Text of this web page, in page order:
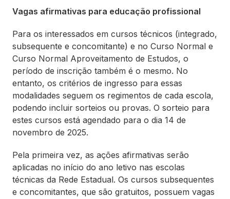
Vagas afirmativas para educação profissional
Para os interessados em cursos técnicos (integrado,
subsequente e concomitante) e no Curso Normal e
Curso Normal Aproveitamento de Estudos, o
período de inscrição também é o mesmo. No
entanto, os critérios de ingresso para essas
modalidades seguem os regimentos de cada escola,
podendo incluir sorteios ou provas. O sorteio para
estes cursos está agendado para o dia 14 de
novembro de 2025.
Pela primeira vez, as ações afirmativas serão
aplicadas no início do ano letivo nas escolas
técnicas da Rede Estadual. Os cursos subsequentes
e concomitantes, que são gratuitos, possuem vagas